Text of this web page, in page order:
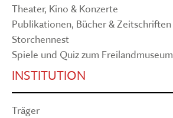
Theater, Kino & Konzerte
Publikationen, Bücher & Zeitschriften
Storchennest
Spiele und Quiz zum Freilandmuseum
INSTITUTION
Träger